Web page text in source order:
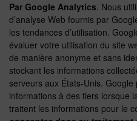
Par Google Analytics. Nous
d’analyse Web fournis par
les tendances d’utilisation.
évaluer votre utilisation du site
de manière anonyme et sans
stockant les informations
serveurs aux États-Unis.
informations à des tiers lorsque
traitent les informations pour le